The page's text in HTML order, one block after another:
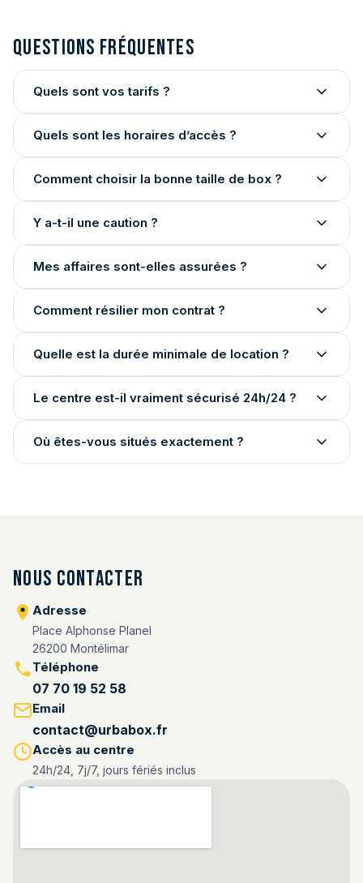
Questions fréquentes
Quels sont vos tarifs ?
Quels sont les horaires d’accès ?
Comment choisir la bonne taille de box ?
Y a-t-il une caution ?
Mes affaires sont-elles assurées ?
Comment résilier mon contrat ?
Quelle est la durée minimale de location ?
Le centre est-il vraiment sécurisé 24h/24 ?
Où êtes-vous situés exactement ?
Nous contacter
Adresse
Place Alphonse Planel
26200 Montélimar
Téléphone
07 70 19 52 58
Email
contact@urbabox.fr
Accès au centre
24h/24, 7j/7, jours fériés inclus